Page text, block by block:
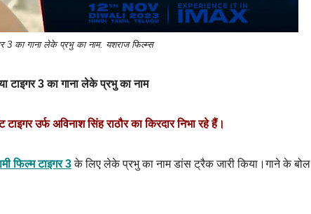
3 का गाना लेके प्रभु का नाम. यशराज फिल्म्स
टाइगर 3 का गाना लेके प्रभु का नाम
उर्फ अविनाश सिंह राठौर का किरदार निभा रहे हैं।
फिल्म टाइगर 3के लिए लेके प्रभु का नाम डांस ट्रैक जारी किया।गाने के बोल